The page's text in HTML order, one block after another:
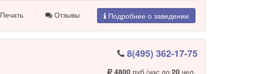
Печать Отзывы Подробнее о заведении
8(495) 362-17-75
4800руб./час до 20чел.